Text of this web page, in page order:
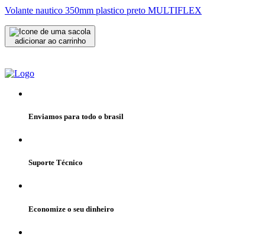
Volante nautico 350mm plastico preto MULTIFLEX
adicionar ao carrinho
Enviamos para todo o brasil
Suporte Técnico
Economize o seu dinheiro